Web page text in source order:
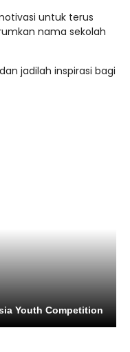
untuk terus
nama sekolah
jadilah inspirasi bagi
Youth Competition